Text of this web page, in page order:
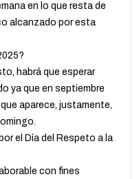
en lo que resta de
alcanzado por esta
habrá que esperar
ya que en septiembre
aparece, justamente,
el Día del Respeto a la
con fines